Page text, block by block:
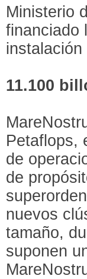
Ministerio
financiado
11.100
Petaflops,
de
de
nuevos
tamaño,
suponen